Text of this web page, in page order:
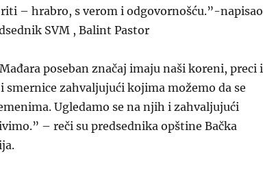
– hrabro, s verom i odgovornošću.”-napisao
SVM , Balint Pastor
poseban značaj imaju naši koreni, preci i
smernice zahvaljujući kojima možemo da se
Ugledamo se na njih i zahvaljujući
– reči su predsednika opštine Bačka